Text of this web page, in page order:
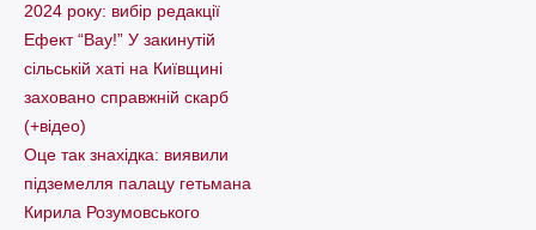
2024 року: вибір редакції
Ефект “Вау!” У закинутій
сільській хаті на Київщині
заховано справжній скарб
(+відео)
Оце так знахідка: виявили
підземелля палацу гетьмана
Кирила Розумовського